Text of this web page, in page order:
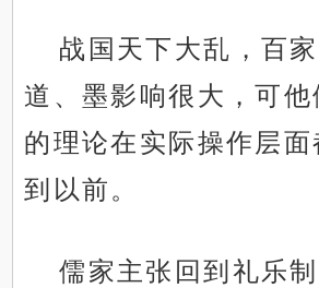
战国天下大乱，百家
道、墨影响很大，可
的理论在实际操作层面
到以前。
儒家主张回到礼乐制